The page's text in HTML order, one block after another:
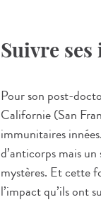
Suivre
Pour son post-
Californie (San
immunitaires
d’anticorps mais
mystères. Et cette
l’impact qu’ils ont